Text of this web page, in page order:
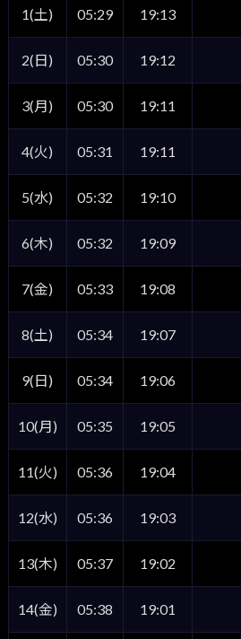
1(土) 05:29 19:13
2(日) 05:30 19:12
3(月) 05:30 19:11
4(火) 05:31 19:11
5(水) 05:32 19:10
6(木) 05:32 19:09
7(金) 05:33 19:08
8(土) 05:34 19:07
9(日) 05:34 19:06
10(月) 05:35 19:05
11(火) 05:36 19:04
12(水) 05:36 19:03
13(木) 05:37 19:02
14(金) 05:38 19:01